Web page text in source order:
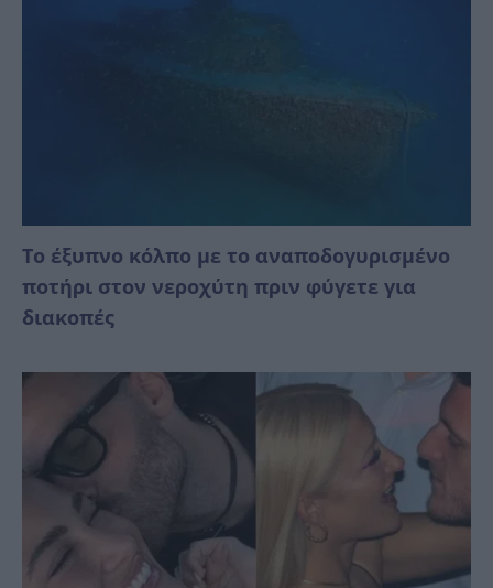
Το έξυπνο κόλπο με το αναποδογυρισμένο
ποτήρι στον νεροχύτη πριν φύγετε για
διακοπές